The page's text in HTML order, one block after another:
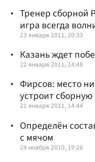
Тренер сборной
игра всегда
23 января 2011, 20:33
Казань ждет
22 января 2011, 14:48
Фирсов: место
устроит
21 января 2011, 14:44
Определён
с мячом
24 ноября 2010, 19:26